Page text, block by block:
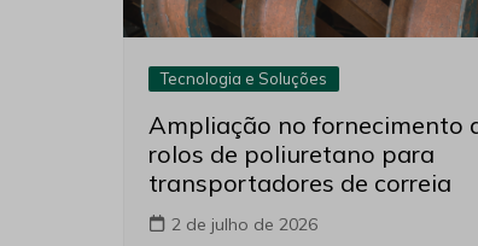
Tecnologia e Soluções
Ampliação no fornecimento
rolos de poliuretano para
transportadores de correia
2 de julho de 2026